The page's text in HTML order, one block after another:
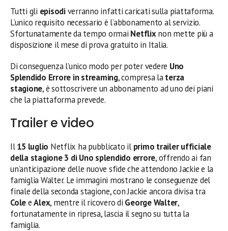
Tutti gli episodiverranno infatti caricati sulla piattaforma.
L’unico requisito necessario è l’abbonamento al servizio.
Sfortunatamente da tempo ormai Netflixnon mette più a
disposizione il mese di prova gratuito in Italia.
Di conseguenza l’unico modo per poter vedere Uno
Splendido Errore in streaming, compresa laterza
stagione, è sottoscrivere un abbonamento ad uno dei piani
che la piattaforma prevede.
Trailer e video
Il15 luglio Netflix ha pubblicato il primo trailer ufficiale
della stagione 3 di Uno splendido errore, offrendo ai fan
un’anticipazione delle nuove sfide che attendono Jackie e la
famiglia Walter. Le immagini mostrano le conseguenze del
finale della seconda stagione, con Jackie ancora divisa tra
ColeeAlex, mentre il ricovero di George Walter,
fortunatamente in ripresa, lascia il segno su tutta la
famiglia.